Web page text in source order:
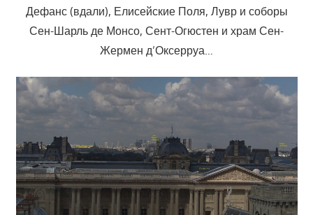
Дефанс (вдали), Елисейские Поля, Лувр и соборы
Сен-Шарль де Монсо, Сент-Огюстен и храм Сен-
Жермен д’Оксерруа…